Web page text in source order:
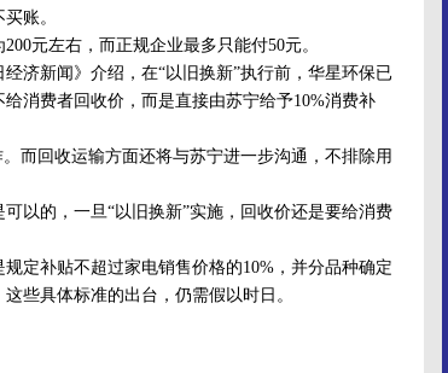
账。
元左右，而正规企业最多只能付50元。
新闻》介绍，在“以旧换新”执行前，华星环保已
消费者回收价，而是直接由苏宁给予10%消费补
回收运输方面还将与苏宁进一步沟通，不排除用
的，一旦“以旧换新”实施，回收价还是要给消费
补贴不超过家电销售价格的10%，并分品种确定
些具体标准的出台，仍需假以时日。